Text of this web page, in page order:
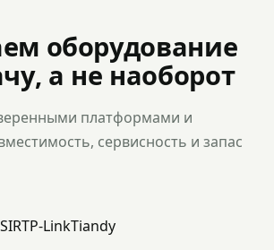
оборудование
а не наоборот
платформами и
сервисность и запас
TP-LinkTiandy